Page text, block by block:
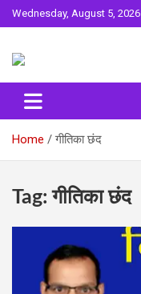
Skip
to
Wednesday, August 5, 2026
Surta
Home गीतिका छंद
Tag:गीतिका छंद